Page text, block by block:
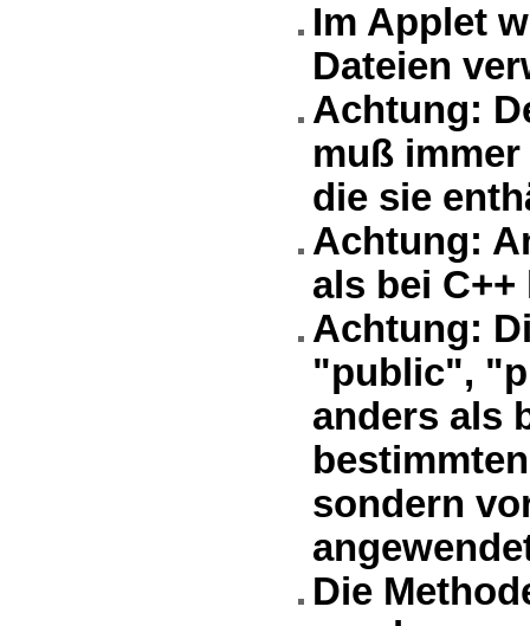
Im Applet
Dateien
Achtung:
muß
die sie
Achtung:
als bei
Achtung:
"public",
anders als
sondern
Die